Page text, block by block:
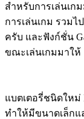
สำหรับการเล่นเก
การเล่นเกม รวม
ครับ และฟังก์ชั่น
ขณะเล่นเกมมาให้
แบตเตอรี่ชนิดใหม่
ทำให้มีขนาดเล็กแ